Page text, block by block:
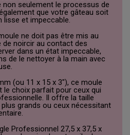
seulement le processus de
que votre gâteau soit
lisse et impeccable.
ne doit pas être mis au
de noircir au contact des
dans un état impeccable,
de le nettoyer à la main avec
(ou 11 x 15 x 3"), ce moule
le choix parfait pour ceux qui
Il offre la taille
grands ou ceux nécessitant
Professionnel 27,5 x 37,5 x